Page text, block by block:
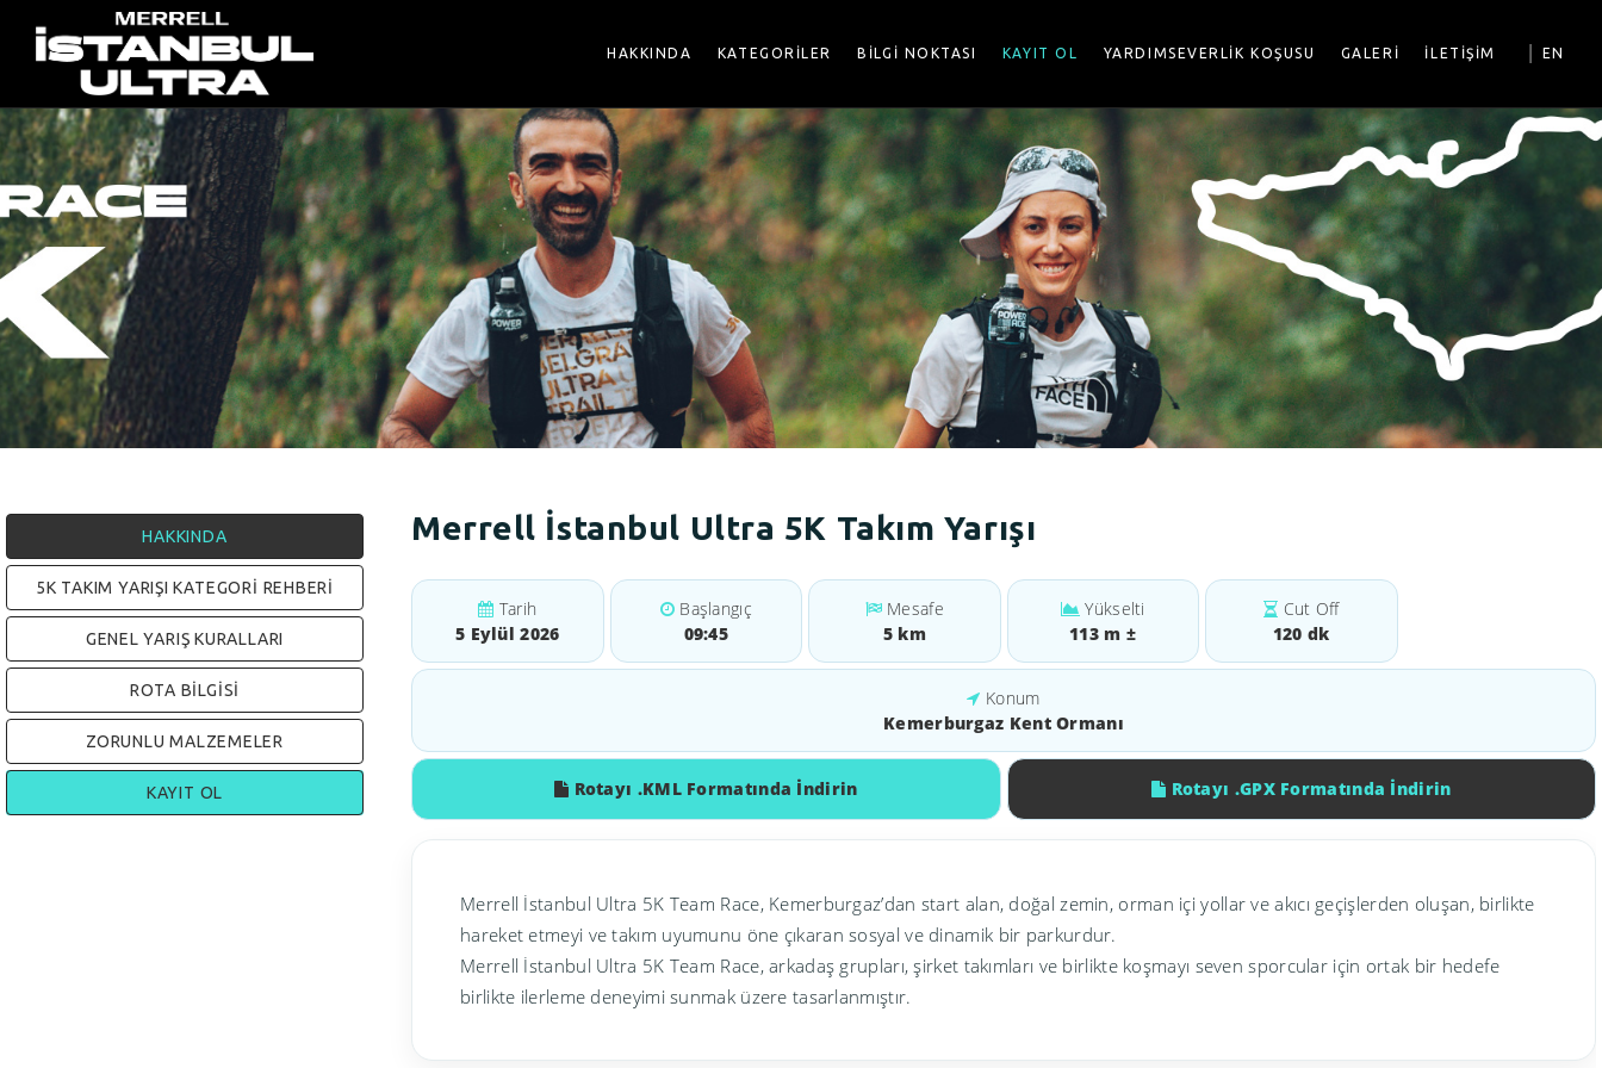
HAKKINDA KATEGORİLER BİLGİ NOKTASI KAYIT OL YARDIMSEVERLİK KOŞUSU GALERİ İLETİŞİM | EN
HAKKINDA
5K TAKIM YARIŞI KATEGORİ REHBERİ
GENEL YARIŞ KURALLARI
ROTA BİLGİSİ
ZORUNLU MALZEMELER
KAYIT OL
Merrell İstanbul Ultra 5K Takım Yarışı
Tarih
5 Eylül 2026
Başlangıç
09:45
Mesafe
5 km
Yükselti
113 m ±
Cut Off
120 dk
Konum
Kemerburgaz Kent Ormanı
Rotayı .KML Formatında İndirin Rotayı .GPX Formatında İndirin
Merrell İstanbul Ultra 5K Team Race, Kemerburgaz’dan start alan, doğal zemin, orman içi yollar ve akıcı geçişlerden oluşan, birlikte
hareket etmeyi ve takım uyumunu öne çıkaran sosyal ve dinamik bir parkurdur.
Merrell İstanbul Ultra 5K Team Race, arkadaş grupları, şirket takımları ve birlikte koşmayı seven sporcular için ortak bir hedefe
birlikte ilerleme deneyimi sunmak üzere tasarlanmıştır.